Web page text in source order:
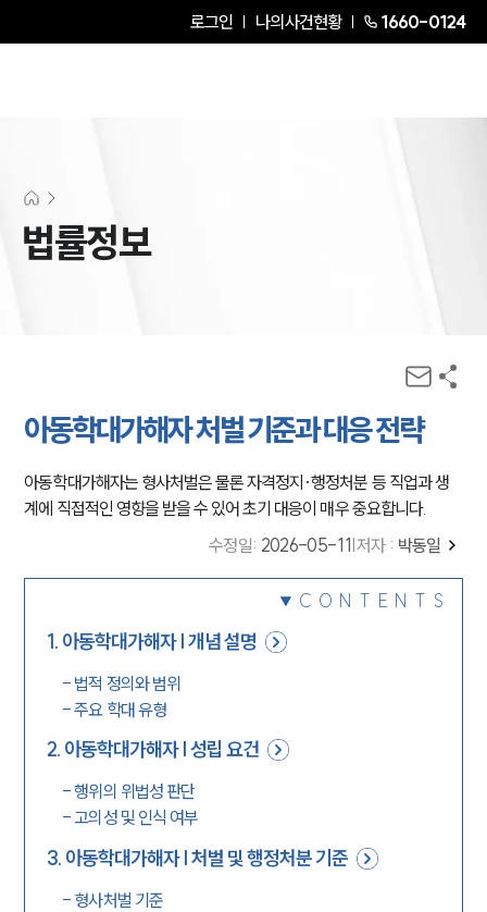
로그인 나의사건현황 1660-0124
법률정보
아동학대가해자 처벌 기준과 대응 전략
아동학대가해자는 형사처벌은 물론 자격정지·행정처분 등 직업과 생
계에 직접적인 영향을 받을 수 있어 초기 대응이 매우 중요합니다.
수정일: 2026-05-11 저자 : 박동일
CONTENTS
1. 아동학대가해자 | 개념 설명
- 법적 정의와 범위
-주요 학대 유형
2. 아동학대가해자 | 성립 요건
-행위의 위법성 판단
-고의성 및 인식 여부
3. 아동학대가해자 | 처벌 및 행정처분 기준
- 형사처벌 기준